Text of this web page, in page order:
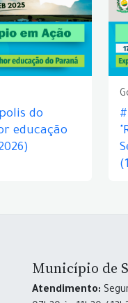
do
educação
Município de
Atendimento: